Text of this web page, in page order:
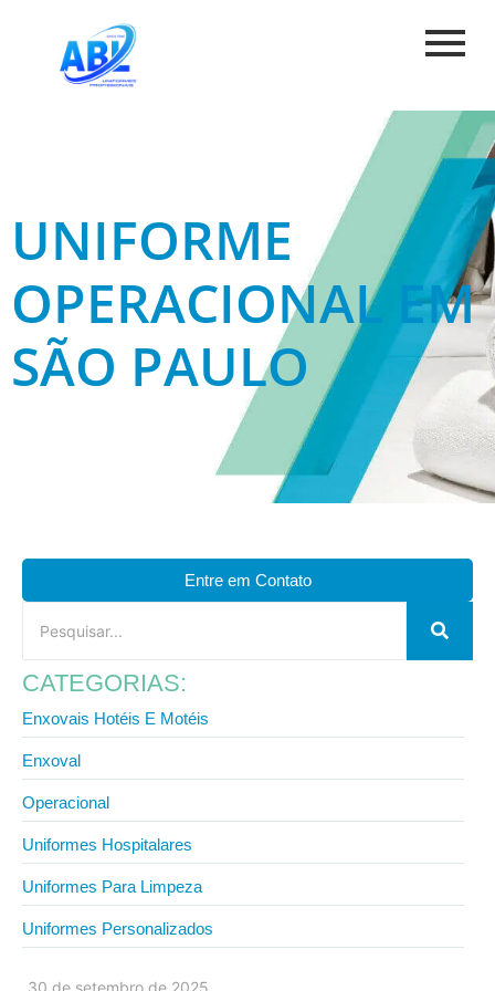
UNIFORME
OPERACIONAL EM
SÃO PAULO
30 de setembro de 2025
Entre em Contato
CATEGORIAS:
Enxovais Hotéis E Motéis
Enxoval
Operacional
Uniformes Hospitalares
Uniformes Para Limpeza
Uniformes Personalizados